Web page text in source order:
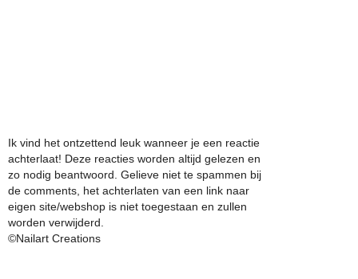
Ik vind het ontzettend leuk wanneer je een reactie
achterlaat! Deze reacties worden altijd gelezen en
zo nodig beantwoord. Gelieve niet te spammen bij
de comments, het achterlaten van een link naar
eigen site/webshop is niet toegestaan en zullen
worden verwijderd.
©Nailart Creations